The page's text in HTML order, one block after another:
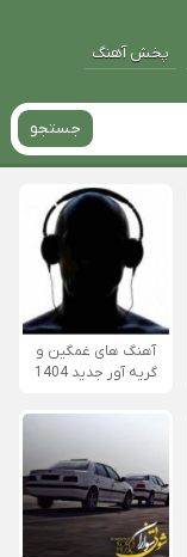
پخش آهنگ
جستجو
آهنگ های غمگین و
گریه آور جدید 1404